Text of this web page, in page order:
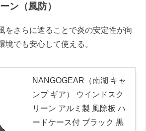
ン（風防）
をさらに遮ることで炎の安定性が向
境でも安心して使える。
NANGOGEAR（南湖 キャ
ンプ ギア） ウインドスク
リーン アルミ製 風除板 ハ
ードケース付 ブラック 黒